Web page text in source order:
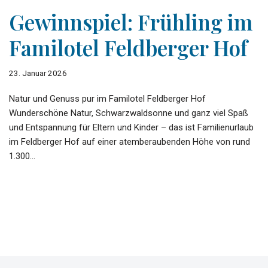
Gewinnspiel: Frühling im
Familotel Feldberger Hof
23. Januar 2026
Natur und Genuss pur im Familotel Feldberger Hof
Wunderschöne Natur, Schwarzwaldsonne und ganz viel Spaß
und Entspannung für Eltern und Kinder – das ist Familienurlaub
im Feldberger Hof auf einer atemberaubenden Höhe von rund
1.300…